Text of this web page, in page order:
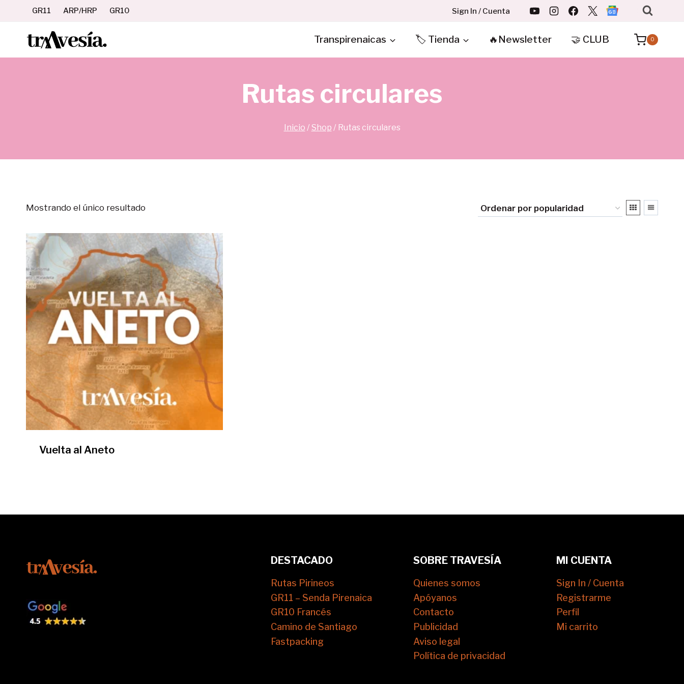
contenido
GR11 ARP/HRP GR10 Sign In / Cuenta
Transpirenaicas 🏷️ Tienda 🔥Newsletter 🤝 CLUB 0
Rutas circulares
Inicio / Shop / Rutas circulares
Mostrando el único resultado
Vuelta al Aneto
DESTACADO
Rutas Pirineos
GR11 – Senda Pirenaica
GR10 Francés
Camino de Santiago
Fastpacking
SOBRE TRAVESÍA
Quienes somos
Apóyanos
Contacto
Publicidad
Aviso legal
Política de privacidad
MI CUENTA
Sign In / Cuenta
Registrarme
Perfil
Mi carrito